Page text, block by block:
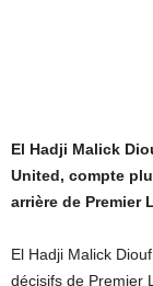
El Hadji Malick
United, compte
arrière de Premier
El Hadji Malick
décisifs de Premier